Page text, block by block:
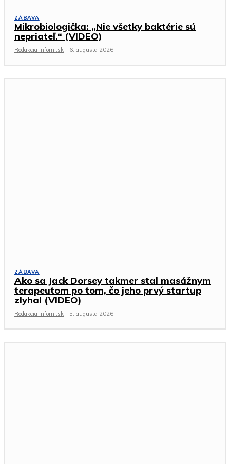
ZÁBAVA
Mikrobiologička: „Nie všetky baktérie sú
nepriateľ.“ (VIDEO)
Redakcia Infomi.sk - 6. augusta 2026
ZÁBAVA
Ako sa Jack Dorsey takmer stal masážnym
terapeutom po tom, čo jeho prvý startup
zlyhal (VIDEO)
Redakcia Infomi.sk - 5. augusta 2026